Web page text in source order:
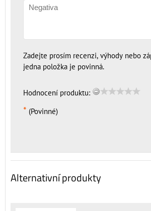
Zadejte prosím recenzi, výhody nebo
jedna položka je povinná.
Hodnocení produktu:
* (Povinné)
Alternativní produkty